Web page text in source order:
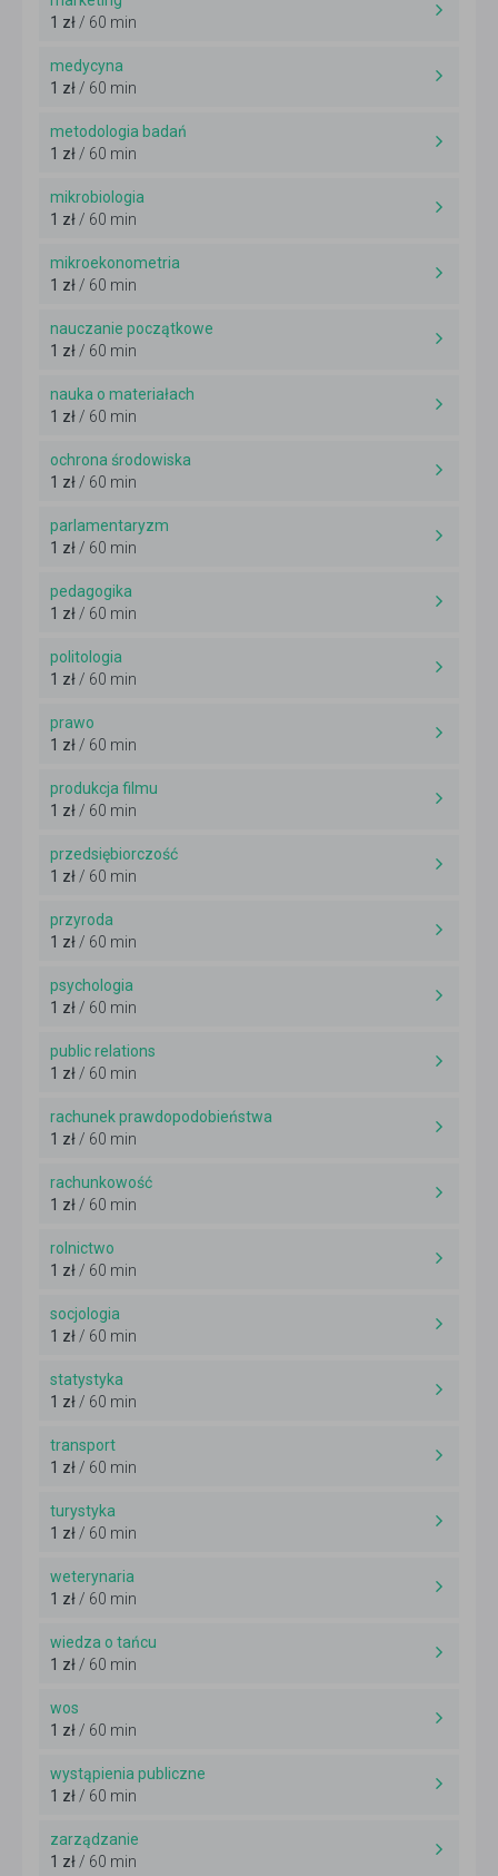
1 zł/ 60 min
medycyna
1 zł/ 60 min
metodologia badań
1 zł/ 60 min
mikrobiologia
1 zł/ 60 min
mikroekonometria
1 zł/ 60 min
nauczanie początkowe
1 zł/ 60 min
nauka o materiałach
1 zł/ 60 min
ochrona środowiska
1 zł/ 60 min
parlamentaryzm
1 zł/ 60 min
pedagogika
1 zł/ 60 min
politologia
1 zł/ 60 min
prawo
1 zł/ 60 min
produkcja filmu
1 zł/ 60 min
przedsiębiorczość
1 zł/ 60 min
przyroda
1 zł/ 60 min
psychologia
1 zł/ 60 min
public relations
1 zł/ 60 min
rachunek prawdopodobieństwa
1 zł/ 60 min
rachunkowość
1 zł/ 60 min
rolnictwo
1 zł/ 60 min
socjologia
1 zł/ 60 min
statystyka
1 zł/ 60 min
transport
1 zł/ 60 min
turystyka
1 zł/ 60 min
weterynaria
1 zł/ 60 min
wiedza o tańcu
1 zł/ 60 min
wos
1 zł/ 60 min
wystąpienia publiczne
1 zł/ 60 min
zarządzanie
1 zł/ 60 min